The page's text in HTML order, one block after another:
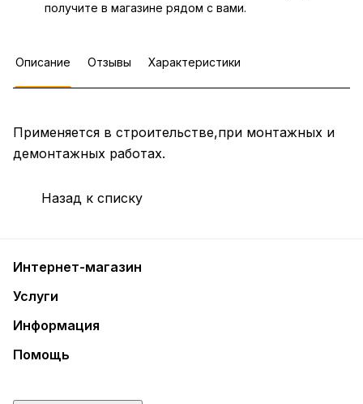
получите в магазине рядом с вами.
Описание Отзывы Характеристики
Применяется в строительстве,при монтажных и
демонтажных работах.
Назад к списку
Интернет-магазин
Услуги
Информация
Помощь